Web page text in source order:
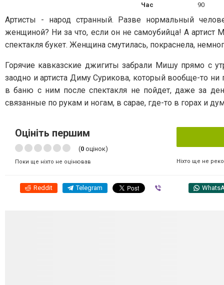
Час 90
Артисты - народ странный. Разве нормальный
женщиной? Ни за что, если он не самоубийца! А артист
спектакля букет. Женщина смутилась, покраснела,
Горячие кавказские джигиты забрали Мишу прямо с
заодно и артиста Диму Сурикова, который вообще-то
в баню с ним после спектакля не пойдет, даже за
связанные по рукам и ногам, в сарае, где-то в горах и
Оцініть першим
(0 оцінок)
Поки ще ніхто не оцінював Ніхто ще не
Reddit Telegram